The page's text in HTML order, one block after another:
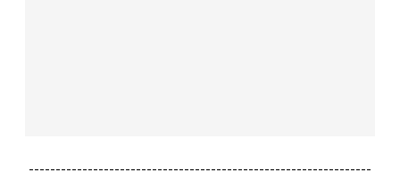
----------------------------------------------------------------